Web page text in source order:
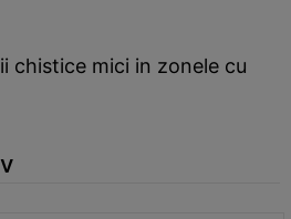
chistice mici in zonele cu